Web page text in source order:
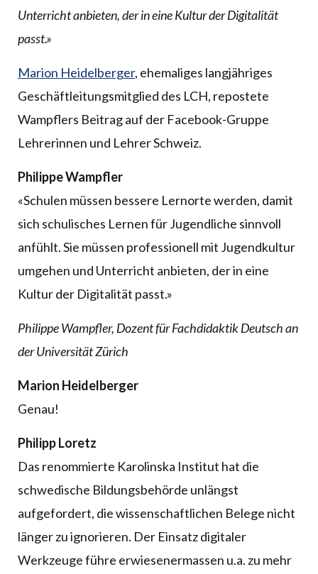
Unterricht anbieten, der in eine Kultur der Digitalität
passt.»
Marion Heidelberger, ehemaliges langjähriges
Geschäftleitungsmitglied des LCH, repostete
Wampflers Beitrag auf der Facebook-Gruppe
Lehrerinnen und Lehrer Schweiz.
Philippe Wampfler
«Schulen müssen bessere Lernorte werden, damit
sich schulisches Lernen für Jugendliche sinnvoll
anfühlt. Sie müssen professionell mit Jugendkultur
umgehen und Unterricht anbieten, der in eine
Kultur der Digitalität passt.»
Philippe Wampfler, Dozent für Fachdidaktik Deutsch an
der Universität Zürich
Marion Heidelberger
Genau!
Philipp Loretz
Das renommierte Karolinska Institut hat die
schwedische Bildungsbehörde unlängst
aufgefordert, die wissenschaftlichen Belege nicht
länger zu ignorieren. Der Einsatz digitaler
Werkzeuge führe erwiesenermassen u.a. zu mehr